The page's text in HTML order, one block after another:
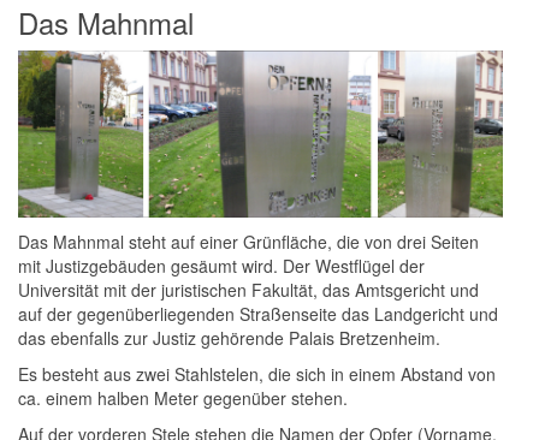
Das Mahnmal
Das Mahnmal steht auf einer Grünfläche, die von drei Seiten
mit Justizgebäuden gesäumt wird. Der Westflügel der
Universität mit der juristischen Fakultät, das Amtsgericht und
auf der gegenüberliegenden Straßenseite das Landgericht und
das ebenfalls zur Justiz gehörende Palais Bretzenheim.
Es besteht aus zwei Stahlstelen, die sich in einem Abstand von
ca. einem halben Meter gegenüber stehen.
Auf der vorderen Stele stehen die Namen der Opfer (Vorname,